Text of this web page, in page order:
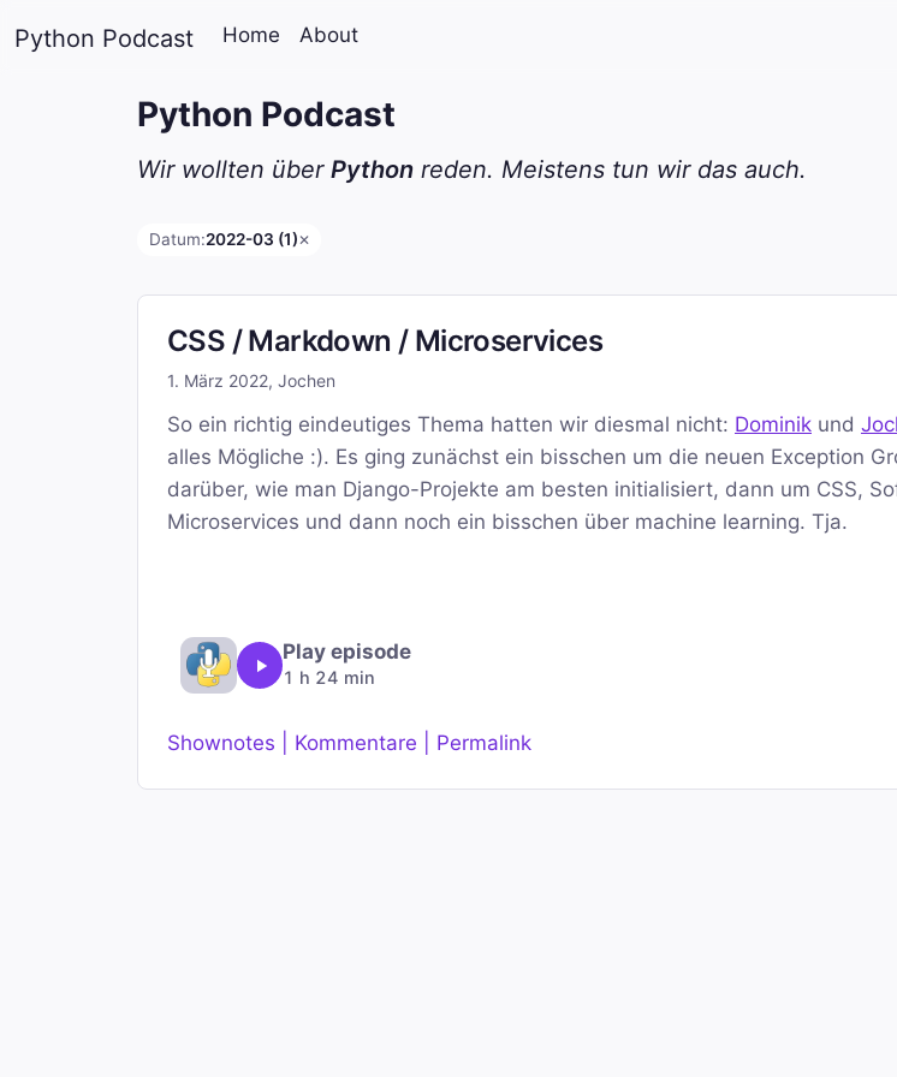
Python Podcast Home About
Python Podcast
Wir wollten über Python reden. Meistens tun wir das auch.
Datum:2022-03 (1)✕
CSS / Markdown / Microservices
1. März 2022, Jochen
So ein richtig eindeutiges Thema hatten wir diesmal nicht: Dominik und
alles Mögliche :). Es ging zunächst ein bisschen um die neuen Exception
darüber, wie man Django-Projekte am besten initialisiert, dann um CSS,
Microservices und dann noch ein bisschen über machine learning. Tja.
Play episode
1 h 24 min
Shownotes | Kommentare | Permalink